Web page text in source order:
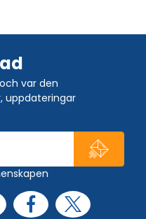
var den
uppdateringar